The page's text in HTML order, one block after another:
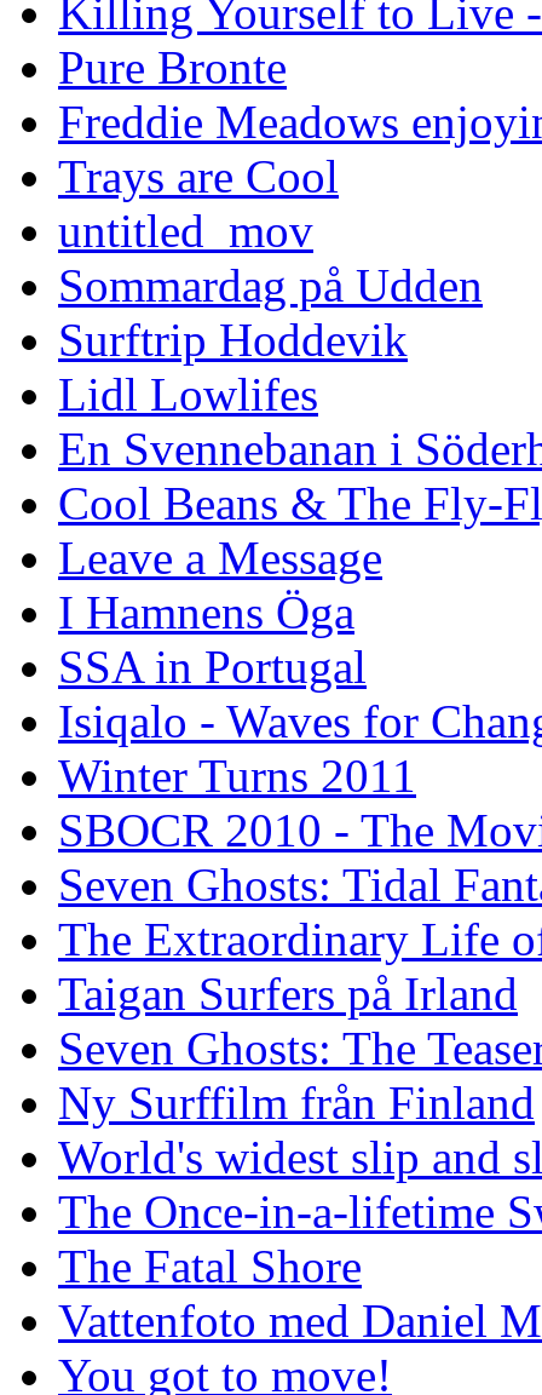
Killing Yourself to Live -
Pure Bronte
Freddie Meadows
Trays are Cool
untitled_mov
Sommardag på Udden
Surftrip Hoddevik
Lidl Lowlifes
En Svennebanan i
Cool Beans & The Fly-
Leave a Message
I Hamnens Öga
SSA in Portugal
Isiqalo - Waves for
Winter Turns 2011
SBOCR 2010 - The
Seven Ghosts: Tidal
The Extraordinary Life
Taigan Surfers på Irland
Seven Ghosts: The
Ny Surffilm från Finland
World's widest slip and
The Once-in-a-lifetime
The Fatal Shore
Vattenfoto med Daniel
You got to move!